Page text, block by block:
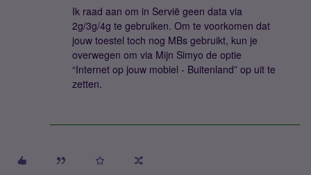
Ik raad aan om in Servië geen data via
2g/3g/4g te gebruiken. Om te voorkomen dat
jouw toestel toch nog MBs gebruikt, kun je
overwegen om via Mijn Simyo de optie
“Internet op jouw mobiel - Buitenland” op uit te
zetten.